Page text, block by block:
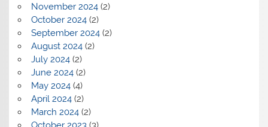
November 2024(2)
October 2024(2)
September 2024(2)
August 2024(2)
July 2024(2)
June 2024(2)
May 2024(4)
April 2024(2)
March 2024(2)